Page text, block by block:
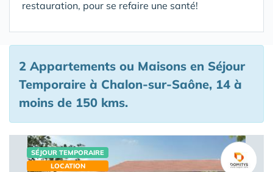
restauration, pour se refaire une santé!
2 Appartements ou Maisons en Séjour
Temporaire à Chalon-sur-Saône, 14 à
moins de 150 kms.
SÉJOUR TEMPORAIRE
LOCATION